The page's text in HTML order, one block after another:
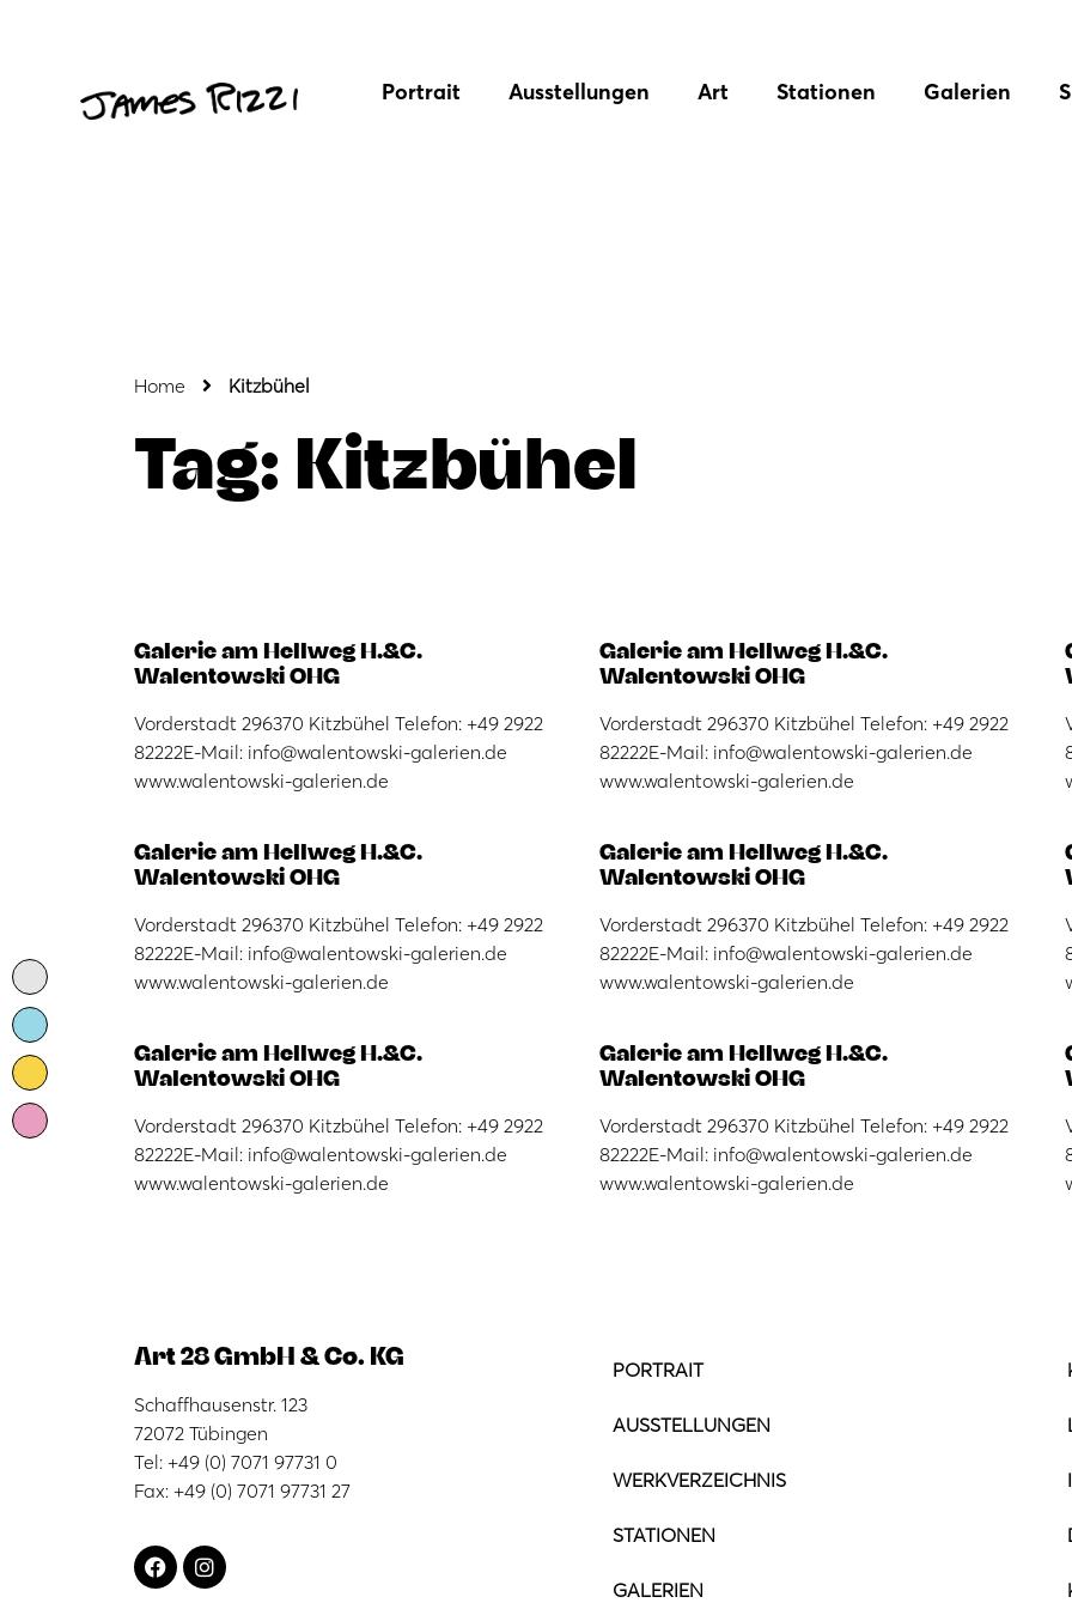
Portrait Ausstellungen Art Stationen Galerien
Home Kitzbühel
Tag: Kitzbühel
Galerie am Hellweg H.&C.
Walentowski OHG
Vorderstadt 296370 Kitzbühel Telefon: +49 2922
82222E-Mail: info@walentowski-galerien.de
www.walentowski-galerien.de
Galerie am Hellweg H.&C.
Walentowski OHG
Vorderstadt 296370 Kitzbühel Telefon: +49 2922
82222E-Mail: info@walentowski-galerien.de
www.walentowski-galerien.de
Galerie am Hellweg H.&C.
Walentowski OHG
Vorderstadt 296370 Kitzbühel Telefon: +49 2922
82222E-Mail: info@walentowski-galerien.de
www.walentowski-galerien.de
Galerie am Hellweg H.&C.
Walentowski OHG
Vorderstadt 296370 Kitzbühel Telefon: +49 2922
82222E-Mail: info@walentowski-galerien.de
www.walentowski-galerien.de
Galerie am Hellweg H.&C.
Walentowski OHG
Vorderstadt 296370 Kitzbühel Telefon: +49 2922
82222E-Mail: info@walentowski-galerien.de
www.walentowski-galerien.de
Galerie am Hellweg H.&C.
Walentowski OHG
Vorderstadt 296370 Kitzbühel Telefon: +49 2922
82222E-Mail: info@walentowski-galerien.de
www.walentowski-galerien.de
Art 28 GmbH & Co. KG
Schaffhausenstr. 123
72072 Tübingen
Tel: +49 (0) 7071 97731 0
Fax: +49 (0) 7071 97731 27
PORTRAIT
AUSSTELLUNGEN
WERKVERZEICHNIS
STATIONEN
GALERIEN